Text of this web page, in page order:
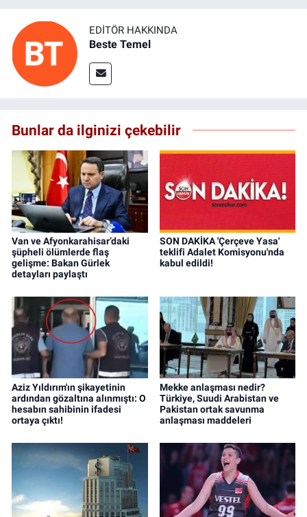
EDITÖR HAKKINDA
Beste Temel
Bunlar da ilginizi çekebilir
Van ve Afyonkarahisar’daki
şüpheli ölümlerde flaş
gelişme: Bakan Gürlek
detayları paylaştı
SON DAKİKA 'Çerçeve Yasa'
teklifi Adalet Komisyonu'nda
kabul edildi!
Aziz Yıldırım'ın şikayetinin
ardından gözaltına alınmıştı: O
hesabın sahibinin ifadesi
ortaya çıktı!
Mekke anlaşması nedir?
Türkiye, Suudi Arabistan ve
Pakistan ortak savunma
anlaşması maddeleri